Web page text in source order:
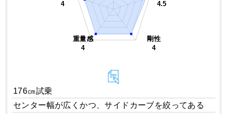
4.5
剛性
4
重量感
4
4
176㎝試乗
センター幅が広くかつ、サイドカーブを絞ってある